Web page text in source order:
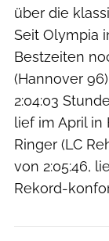
über die
Seit Olympia
Bestzeiten
(Hannover
2:04:03
lief im April in
Ringer (LC
von 2:05:46,
Rekord-